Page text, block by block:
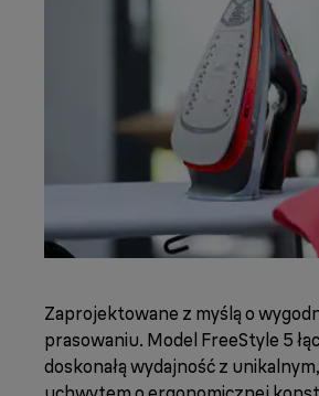
Zaprojektowane z myślą o
prasowaniu. Model FreeStyle 5
doskonałą wydajność z